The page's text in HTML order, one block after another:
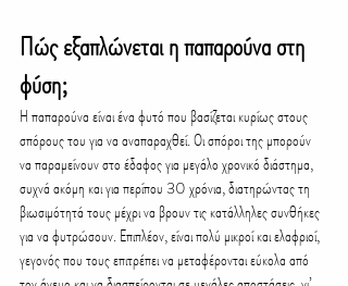
Πώς εξαπλώνεται η παπαρούνα στη
φύση;
Η παπαρούνα είναι ένα φυτό που βασίζεται κυρίως στους
σπόρους του για να αναπαραχθεί. Οι σπόροι της μπορούν
να παραμείνουν στο έδαφος για μεγάλο χρονικό διάστημα,
συχνά ακόμη και για περίπου 30 χρόνια, διατηρώντας τη
βιωσιμότητά τους μέχρι να βρουν τις κατάλληλες συνθήκες
για να φυτρώσουν. Επιπλέον, είναι πολύ μικροί και ελαφριοί,
γεγονός που τους επιτρέπει να μεταφέρονται εύκολα από